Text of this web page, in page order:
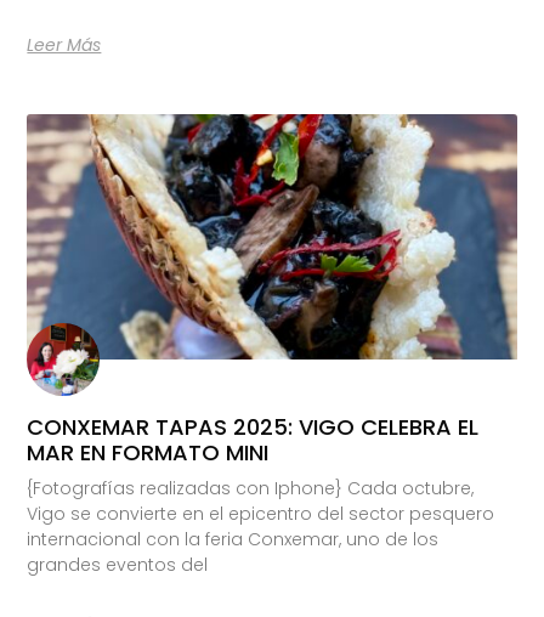
Leer Más
CONXEMAR TAPAS 2025: VIGO CELEBRA EL
MAR EN FORMATO MINI
{Fotografías realizadas con Iphone} Cada octubre,
Vigo se convierte en el epicentro del sector pesquero
internacional con la feria Conxemar, uno de los
grandes eventos del